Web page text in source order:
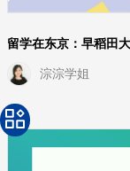
留学在东京：早稻田
淙淙学姐